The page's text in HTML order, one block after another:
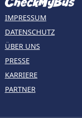
IMPRESSUM
DATENSCHUTZ
ÜBER UNS
PRESSE
KARRIERE
PARTNER